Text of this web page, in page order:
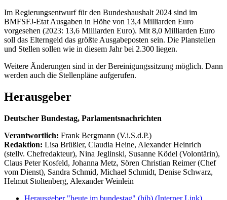
Im Regierungsentwurf für den Bundeshaushalt 2024 sind im
BMFSFJ-Etat Ausgaben in Höhe von 13,4 Milliarden Euro
vorgesehen (2023: 13,6 Milliarden Euro). Mit 8,0 Milliarden Euro
soll das Elterngeld das größte Ausgabeposten sein. Die Planstellen
und Stellen sollen wie in diesem Jahr bei 2.300 liegen.
Weitere Änderungen sind in der Bereinigungssitzung möglich. Dann
werden auch die Stellenpläne aufgerufen.
Herausgeber
Deutscher Bundestag, Parlamentsnachrichten
Verantwortlich: Frank Bergmann (V.i.S.d.P.)
Redaktion: Lisa Brüßler, Claudia Heine, Alexander Heinrich
(stellv. Chefredakteur), Nina Jeglinski, Susanne Ködel (Volontärin),
Claus Peter Kosfeld, Johanna Metz, Sören Christian Reimer (Chef
vom Dienst), Sandra Schmid, Michael Schmidt, Denise Schwarz,
Helmut Stoltenberg, Alexander Weinlein
Herausgeber "heute im bundestag" (hib) (Interner Link)